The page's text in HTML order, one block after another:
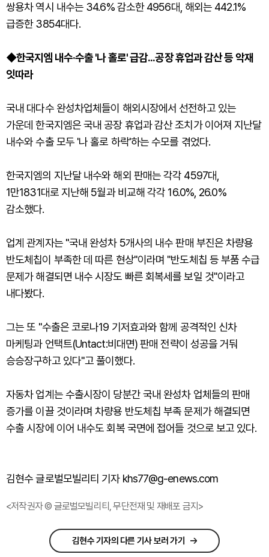
쌍용차 역시 내수는 34.6% 감소한 4956대, 해외는 442.1%
급증한 3854대다.
◆한국지엠 내수·수출 '나 홀로' 급감...공장 휴업과 감산 등 악재
잇따라
국내 대다수 완성차업체들이 해외시장에서 선전하고 있는
가운데 한국지엠은 국내 공장 휴업과 감산 조치가 이어져 지난달
내수와 수출 모두 '나 홀로 하락'하는 수모를 겪었다.
한국지엠의 지난달 내수와 해외 판매는 각각 4597대,
1만1831대로 지난해 5월과 비교해 각각 16.0%, 26.0%
감소했다.
업계 관계자는 "국내 완성차 5개사의 내수 판매 부진은 차량용
반도체칩이 부족한 데 따른 현상"이라며 "반도체칩 등 부품 수급
문제가 해결되면 내수 시장도 빠른 회복세를 보일 것"이라고
내다봤다.
그는 또 "수출은 코로나19 기저효과와 함께 공격적인 신차
마케팅과 언택트(Untact:비대면) 판매 전략이 성공을 거둬
승승장구하고 있다"고 풀이했다.
자동차 업계는 수출시장이 당분간 국내 완성차 업체들의 판매
증가를 이끌 것이라며 차량용 반도체칩 부족 문제가 해결되면
수출 시장에 이어 내수도 회복 국면에 접어들 것으로 보고 있다.
김현수 글로벌모빌리티 기자 khs77@g-enews.com
<저작권자 © 글로벌모빌리티, 무단전재 및 재배포 금지>
김현수 기자의 다른 기사 보러 가기